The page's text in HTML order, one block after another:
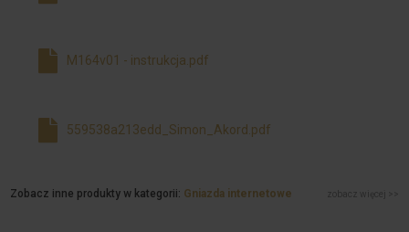
M164v01 - instrukcja.pdf
559538a213edd_Simon_Akord.pdf
Zobacz inne produkty w kategorii: Gniazda internetowe zobacz więcej >>